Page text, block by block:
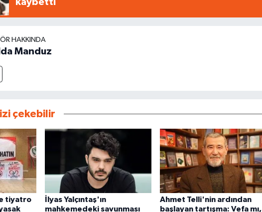
HAKKINDA
Manduz
çekebilir
tiyatro
İlyas Yalçıntaş'ın
mahkemedeki savunması
Ahmet Telli'nin ardından
başlayan tartışma: Vefa mı,